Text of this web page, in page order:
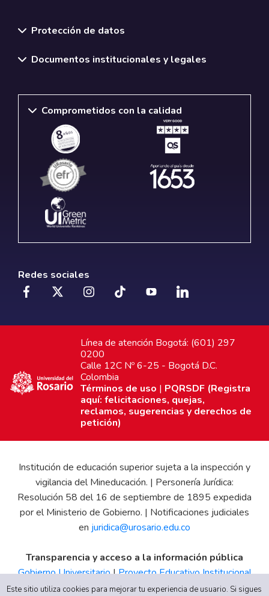
Protección de datos
Documentos institucionales y legales
Comprometidos con la calidad
Redes sociales
Línea de atención Bogotá: (601) 297
0200
Calle 12C Nº 6-25 - Bogotá D.C.
Colombia
Términos de uso | PQRSDF (Registra
aquí: felicitaciones, quejas,
reclamos, sugerencias y derechos de
petición)
Institución de educación superior sujeta a la inspección y
vigilancia del Mineducación. | Personería Jurídica:
Resolución 58 del 16 de septiembre de 1895 expedida
por el Ministerio de Gobierno. | Notificaciones judiciales
en juridica@urosario.edu.co
Transparencia y acceso a la información pública
Gobierno Universitario|Proyecto Educativo Institucional
|Informe de Gestión|Boletín Estadístico|Régimen
Este sitio utiliza cookies para mejorar tu experiencia de usuario. Si sigues